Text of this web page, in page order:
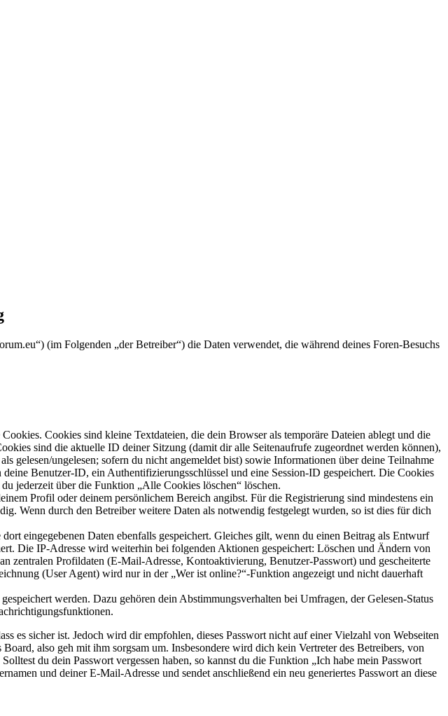
(im Folgenden „der Betreiber“) die Daten verwendet, die während deines Foren-Besuchs
Cookies sind kleine Textdateien, die dein Browser als temporäre Dateien ablegt und die
sind die aktuelle ID deiner Sitzung (damit dir alle Seitenaufrufe zugeordnet werden können),
gelesen/ungelesen; sofern du nicht angemeldet bist) sowie Informationen über deine Teilnahme
Benutzer-ID, ein Authentifizierungsschlüssel und eine Session-ID gespeichert. Die Cookies
jederzeit über die Funktion „Alle Cookies löschen“ löschen.
Profil oder deinem persönlichem Bereich angibst. Für die Registrierung sind mindestens ein
Wenn durch den Betreiber weitere Daten als notwendig festgelegt wurden, so ist dies für dich
eingegebenen Daten ebenfalls gespeichert. Gleiches gilt, wenn du einen Beitrag als Entwurf
Die IP-Adresse wird weiterhin bei folgenden Aktionen gespeichert: Löschen und Ändern von
zentralen Profildaten (E-Mail-Adresse, Kontoaktivierung, Benutzer-Passwort) und gescheiterte
(User Agent) wird nur in der „Wer ist online?“-Funktion angezeigt und nicht dauerhaft
werden. Dazu gehören dein Abstimmungsverhalten bei Umfragen, der Gelesen-Status
es sicher ist. Jedoch wird dir empfohlen, dieses Passwort nicht auf einer Vielzahl von Webseiten
also geh mit ihm sorgsam um. Insbesondere wird dich kein Vertreter des Betreibers, von
du dein Passwort vergessen haben, so kannst du die Funktion „Ich habe mein Passwort
und deiner E-Mail-Adresse und sendet anschließend ein neu generiertes Passwort an diese